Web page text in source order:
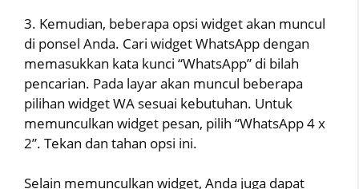
3. Kemudian, beberapa opsi widget akan muncul
di ponsel Anda. Cari widget WhatsApp dengan
memasukkan kata kunci “WhatsApp” di bilah
pencarian. Pada layar akan muncul beberapa
pilihan widget WA sesuai kebutuhan. Untuk
memunculkan widget pesan, pilih “WhatsApp 4 x
2”. Tekan dan tahan opsi ini.
Selain memunculkan widget, Anda juga dapat